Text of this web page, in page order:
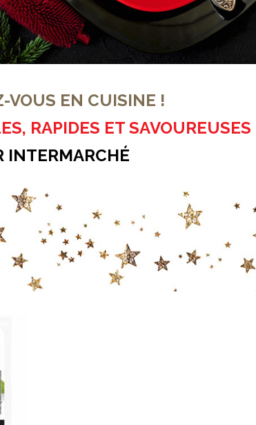
VOUS EN CUISINE !
RAPIDES ET SAVOUREUSES
INTERMARCHÉ